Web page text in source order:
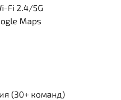
Fi 2.4/5G
Maps
(30+ команд)